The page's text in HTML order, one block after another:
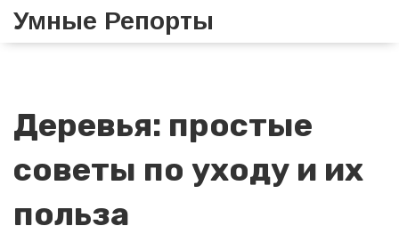
Умные Репорты
Деревья: простые
советы по уходу и их
польза